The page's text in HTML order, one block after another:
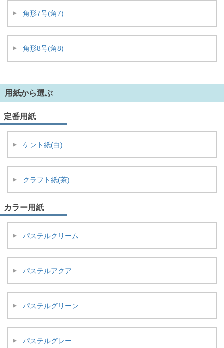
角形7号(角7)
角形8号(角8)
用紙から選ぶ
定番用紙
ケント紙(白)
クラフト紙(茶)
カラー用紙
パステルクリーム
パステルアクア
パステルグリーン
パステルグレー